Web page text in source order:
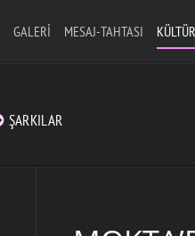
GALERI MESAJ-TAHTASI
ŞARKILAR